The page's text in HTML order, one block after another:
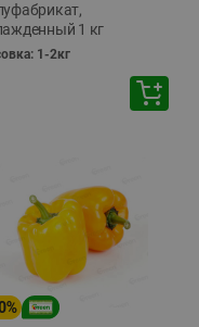
1 кг
1-2кг
%